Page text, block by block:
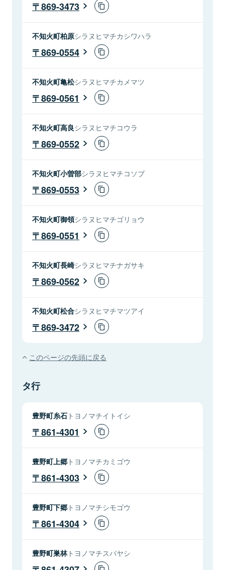
869-3473
不知火町柏原シラヌヒマチカシワハラ
869-0554
不知火町亀松シラヌヒマチカメマツ
869-0561
不知火町高良シラヌヒマチコウラ
869-0552
不知火町小曽部シラヌヒマチコソブ
869-0553
不知火町御領シラヌヒマチゴリョウ
869-0551
不知火町長崎シラヌヒマチナガサキ
869-0562
不知火町松合シラヌヒマチマツアイ
869-3472
このページの先頭に戻る
タ行
豊野町糸石 トヨノマチイトイシ
861-4301
豊野町上郷 トヨノマチカミゴウ
861-4303
豊野町下郷 トヨノマチシモゴウ
861-4304
豊野町巣林トヨノマチスバヤシ